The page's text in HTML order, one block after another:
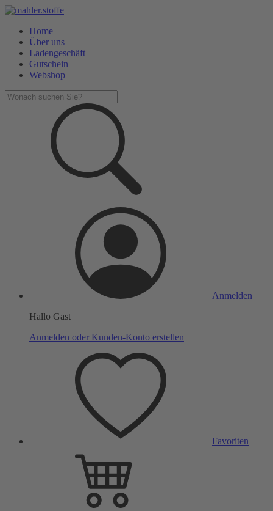
Home
Über uns
Ladengeschäft
Gutschein
Webshop
Anmelden
Hallo Gast
Anmelden oder Kunden-Konto erstellen
Favoriten